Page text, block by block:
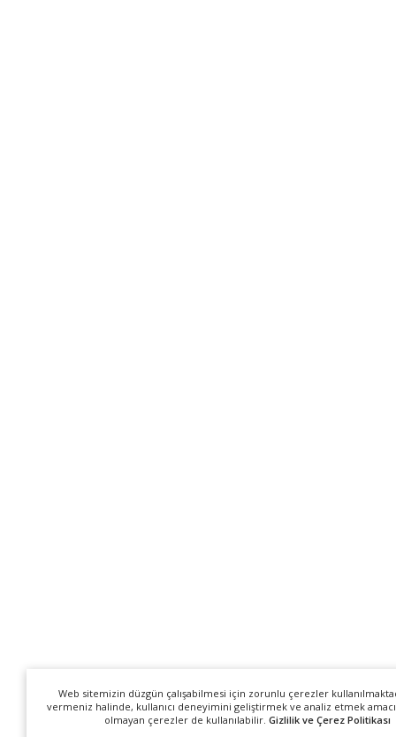
Web sitemizin düzgün çalışabilmesi için zorunlu çerezler
vermeniz halinde, kullanıcı deneyimini geliştirmek ve analiz etmek
olmayan çerezler de kullanılabilir. Gizlilik ve Çerez Politikası